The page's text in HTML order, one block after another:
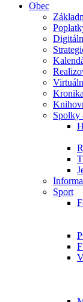
Obec
Spolky
Sport